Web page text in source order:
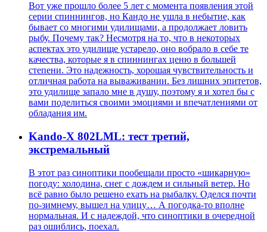
Вот уже прошло более 5 лет с момента появления этой
серии спиннингов, но Кандо не ушла в небытие, как
бывает со многими удилищами, а продолжает ловить
рыбу. Почему так? Несмотря на то, что в некоторых
аспектах это удилище устарело, оно вобрало в себе те
качества, которые я в спиннингах ценю в большей
степени. Это надежность, хорошая чувствительность и
отличная работа на вываживании. Без лишних эпитетов,
это удилище запало мне в душу, поэтому я и хотел бы с
вами поделиться своими эмоциями и впечатлениями от
обладания им.
Kando-X 802LML: тест третий,
экстремальный
В этот раз синоптики пообещали просто «шикарную»
погоду: холодина, снег с дождем и сильный ветер. Но
всё равно было решено ехать на рыбалку. Оделся почти
по-зимнему, вышел на улицу… А погодка-то вполне
нормальная. И с надеждой, что синоптики в очередной
раз ошиблись, поехал.